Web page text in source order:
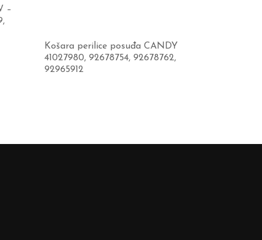
–
Košara perilice posuđa CANDY
41027980, 92678754, 92678762,
92965912